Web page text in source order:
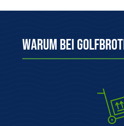
Warum bei